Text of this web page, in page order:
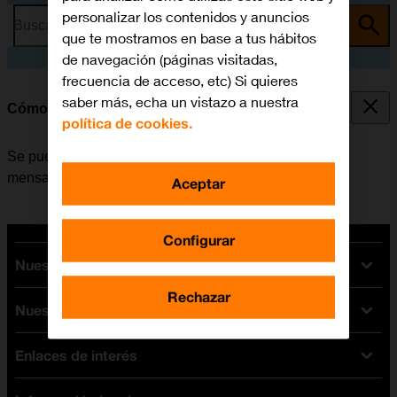
Busca por problema o tema
Cómo transferir contenido de otro móvil
Se puede transferir contenido, por ejemplo, contactos,
mensajes, archivos de música, etc. de móvil a móvil.
Nuestras tarifas
Tarifas Orange
Tarifas fibra y móvil
Tarifas móviles
Tarifas internet y fibra
Nuestros dispositivos
Ofertas en móviles
iPhone
Enlaces de interés
personalizar los contenidos y anuncios
que te mostramos en base a tus hábitos
de navegación (páginas visitadas,
frecuencia de acceso, etc) Si quieres
saber más, echa un vistazo a nuestra
política de cookies.
Configurar
Rechazar
Aceptar